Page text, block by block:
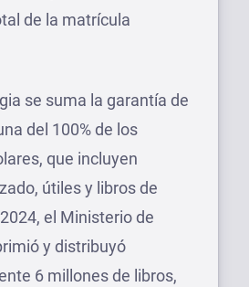
de la matrícula
se suma la garantía de
del 100% de los
que incluyen
útiles y libros de
el Ministerio de
y distribuyó
6 millones de libros,